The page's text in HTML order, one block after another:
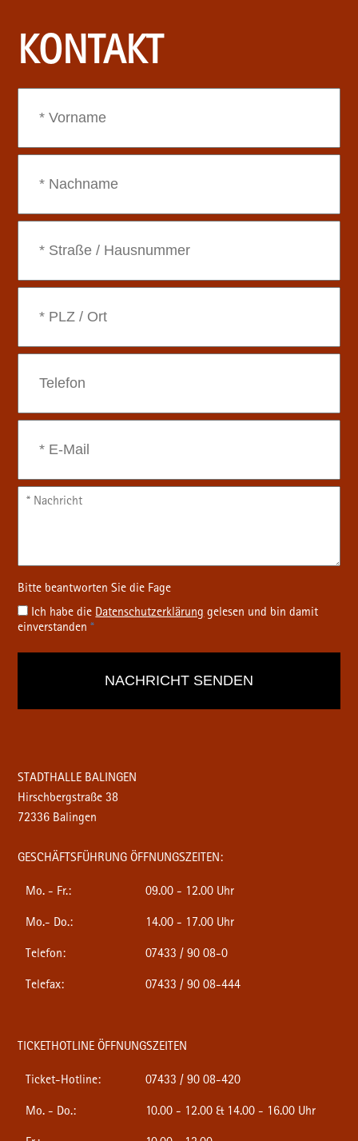
KONTAKT
Ich habe dieDatenschutz­erklärunggelesen und bin damit
einverstanden*
STADTHALLE BALINGEN
Hirschbergstraße 38
72336 Balingen
GESCHÄFTSFÜHRUNG ÖFFNUNGSZEITEN:
Mo. - Fr.: 09.00 - 12.00 Uhr
Mo.- Do.: 14.00 - 17.00 Uhr
Telefon: 07433 / 90 08-0
Telefax: 07433 / 90 08-444
TICKETHOTLINE ÖFFNUNGSZEITEN
Ticket-Hotline: 07433 / 90 08-420
Mo. - Do.: 10.00 - 12.00 & 14.00 - 16.00 Uhr